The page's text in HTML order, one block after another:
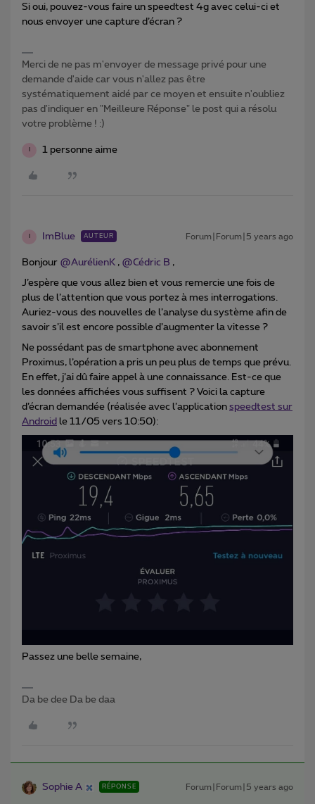
Si oui, pouvez-vous faire un speedtest 4g avec celui-ci et
nous envoyer une capture d’écran ?
Merci de ne pas m'envoyer de message privé pour une
demande d'aide car vous n'allez pas être
systématiquement aidé par ce moyen et ensuite n'oubliez
pas d'indiquer en "Meilleure Réponse" le post qui a résolu
votre problème ! :)
1 personne aime
ImBlue AUTEUR Forum|Forum|5 years ago
Bonjour @AurélienK , @Cédric B ,
J’espère que vous allez bien et vous remercie une fois de
plus de l’attention que vous portez à mes interrogations.
Auriez-vous des nouvelles de l’analyse du système afin de
savoir s’il est encore possible d’augmenter la vitesse ?
Ne possédant pas de smartphone avec abonnement
Proximus, l’opération a pris un peu plus de temps que prévu.
En effet, j’ai dû faire appel à une connaissance. Est-ce que
les données affichées vous suffisent ? Voici la capture
d’écran demandée (réalisée avec l’application speedtest sur
Android le 11/05 vers 10:50):
Passez une belle semaine,
Da be dee Da be daa
Sophie A RÉPONSE Forum|Forum|5 years ago